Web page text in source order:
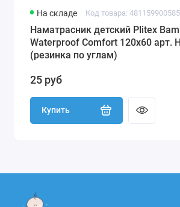
На складе Код товара:
Наматрасник детский Plitex
Waterproof Comfort 120х60 арт.
(резинка по углам)
25 руб
Купить